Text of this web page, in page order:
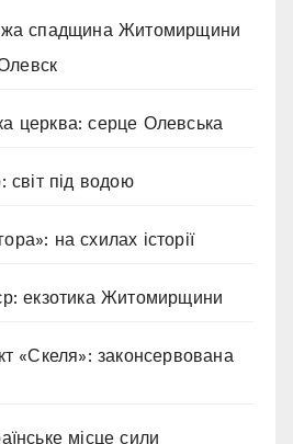
спадщина Житомирщини
церква: серце Олевська
світ під водою
на схилах історії
екзотика Житомирщини
«Скеля»: законсервована
місце сили